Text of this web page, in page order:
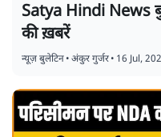
Satya Hindi News
की ख़बरें
न्यूज़ बुलेटिन•अंकुर गुर्जर• 16 Jul,